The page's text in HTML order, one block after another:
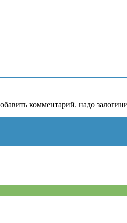
комментарий, надо